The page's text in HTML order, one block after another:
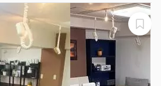
丘町【✨新規OPEN価格✨】